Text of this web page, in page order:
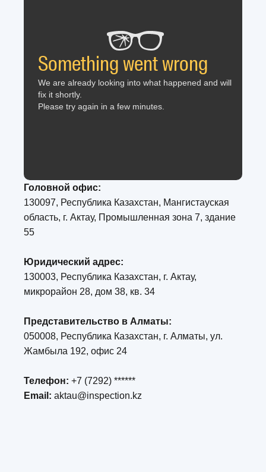
Головной офис:
130097, Республика Казахстан, Мангистауская
область, г. Актау, Промышленная зона 7, здание
55
Юридический адрес:
130003, Республика Казахстан, г. Актау,
микрорайон 28, дом 38, кв. 34
Представительство в Алматы:
050008, Республика Казахстан, г. Алматы, ул.
Жамбыла 192, офис 24
Телефон: +7 (7292) ******
Email: aktau@inspection.kz